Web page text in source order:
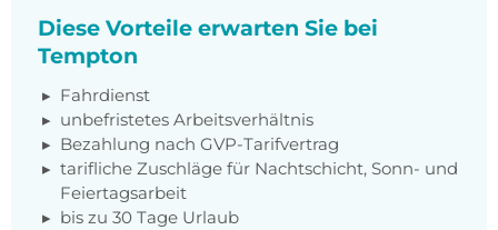
Diese Vorteile erwarten Sie bei
Tempton
Fahrdienst
unbefristetes Arbeitsverhältnis
Bezahlung nach GVP-Tarifvertrag
tarifliche Zuschläge für Nachtschicht, Sonn- und
Feiertagsarbeit
bis zu 30 Tage Urlaub